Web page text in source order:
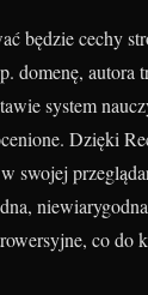
będzie cechy
domenę, autora
system
Dzięki
swojej
co do